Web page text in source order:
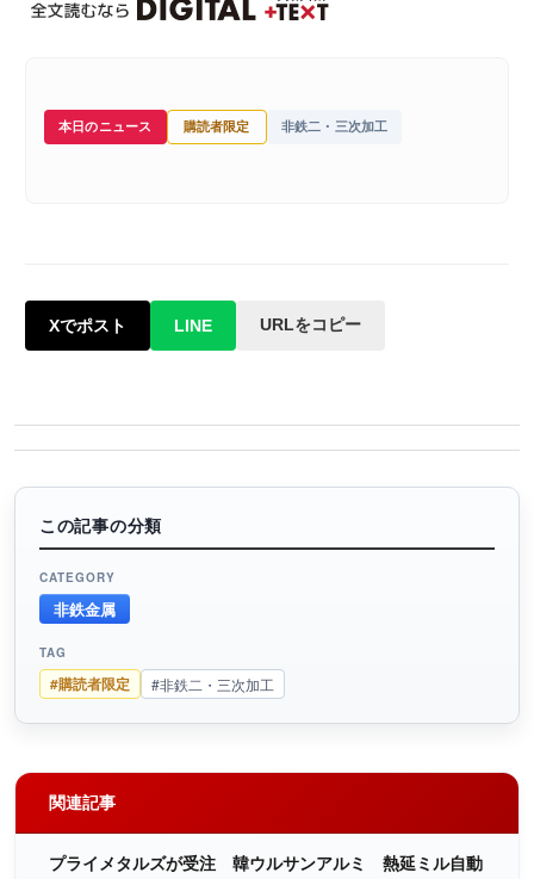
本日のニュース 購読者限定 非鉄二・三次加工
Xでポスト LINE URLをコピー
この記事の分類
CATEGORY
非鉄金属
TAG
#購読者限定 #非鉄二・三次加工
関連記事
プライメタルズが受注 韓ウルサンアルミ 熱延ミル自動